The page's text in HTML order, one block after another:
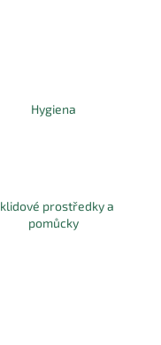
Hygiena
prostředky a
pomůcky